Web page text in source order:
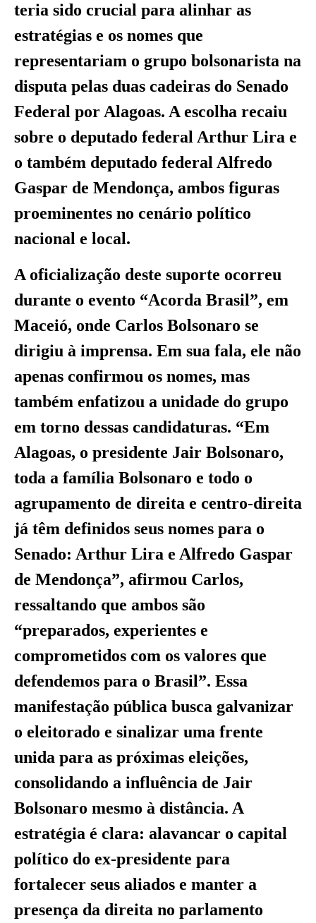
teria sido crucial para alinhar as
estratégias e os nomes que
representariam o grupo bolsonarista na
disputa pelas duas cadeiras do Senado
Federal por Alagoas. A escolha recaiu
sobre o deputado federal Arthur Lira e
o também deputado federal Alfredo
Gaspar de Mendonça, ambos figuras
proeminentes no cenário político
nacional e local.
A oficialização deste suporte ocorreu
durante o evento “Acorda Brasil”, em
Maceió, onde Carlos Bolsonaro se
dirigiu à imprensa. Em sua fala, ele não
apenas confirmou os nomes, mas
também enfatizou a unidade do grupo
em torno dessas candidaturas. “Em
Alagoas, o presidente Jair Bolsonaro,
toda a família Bolsonaro e todo o
agrupamento de direita e centro-direita
já têm definidos seus nomes para o
Senado: Arthur Lira e Alfredo Gaspar
de Mendonça”, afirmou Carlos,
ressaltando que ambos são
“preparados, experientes e
comprometidos com os valores que
defendemos para o Brasil”. Essa
manifestação pública busca galvanizar
o eleitorado e sinalizar uma frente
unida para as próximas eleições,
consolidando a influência de Jair
Bolsonaro mesmo à distância. A
estratégia é clara: alavancar o capital
político do ex-presidente para
fortalecer seus aliados e manter a
presença da direita no parlamento